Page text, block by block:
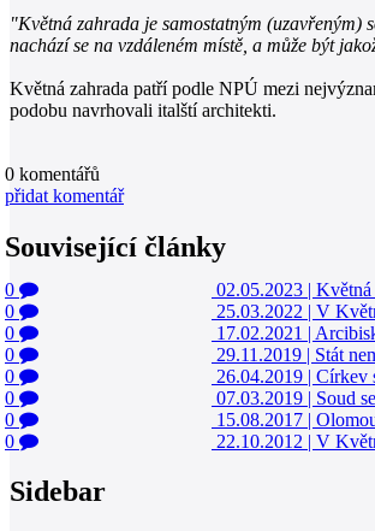
"Květná zahrada je samostatným (uzavřeným)
nachází se na vzdáleném místě, a může být
Květná zahrada patří podle NPÚ mezi
podobu navrhovali italští architekti.
0 komentářů
přidat komentář
Související články
0 02.05.2023 | Květná
0
25.03.2022 | V
0
17.02.2021 |
0
29.11.2019 | Stát
0
26.04.2019 | Církev
0
07.03.2019 | Soud
0
15.08.2017 |
0
22.10.2012 | V
Sidebar